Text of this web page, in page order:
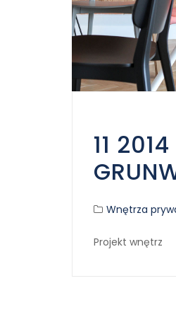
11
Wnętrza
Projekt wnętrz